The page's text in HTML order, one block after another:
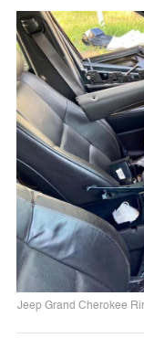
Jeep Grand Cherokee